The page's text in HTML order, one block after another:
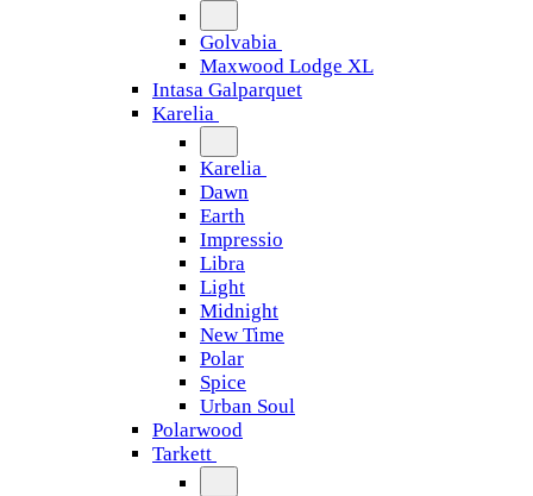
Golvabia
Maxwood Lodge XL
Intasa Galparquet
Karelia
Karelia
Dawn
Earth
Impressio
Libra
Light
Midnight
New Time
Polar
Spice
Urban Soul
Polarwood
Tarkett